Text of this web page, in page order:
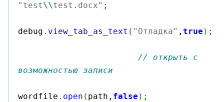
"test\\test.docx" ;
debug . view_tab_as_text ( "Отладка" , true ) ;
// открыть с
возможностью записи
wordfile . open ( path, false ) ;